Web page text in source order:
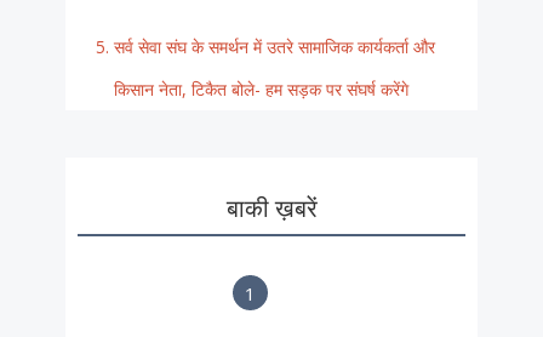
सर्व सेवा संघ के समर्थन में उतरे सामाजिक कार्यकर्ता और
किसान नेता, टिकैत बोले- हम सड़क पर संघर्ष करेंगे
बाकी ख़बरें
1